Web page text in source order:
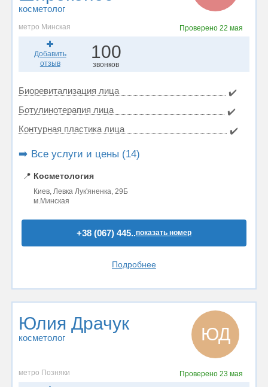
косметолог
метро Минская Проверено 22 мая
Добавить
отзыв
100
звонков
Биоревитализация лица
✔️
Ботулинотерапия лица
✔️
Контурная пластика лица
✔️
➡️ Все услуги и цены (14)
📍 Косметология
Киев, Левка Лук'яненка, 29Б
м.Минская
+38 (067) 445..показать номер
Подробнее
Юлия Драчук
косметолог ЮД
метро Позняки Проверено 23 мая